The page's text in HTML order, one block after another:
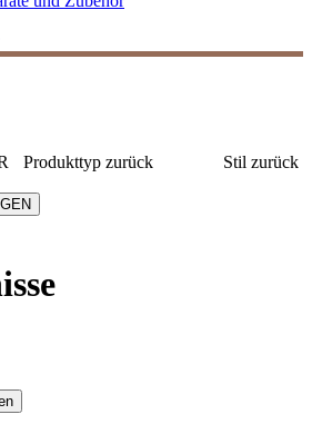
Produkttyp zurück
Stil zurück